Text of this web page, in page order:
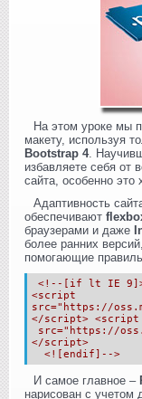
На этом уроке мы
макету, используя
Bootstrap 4.
избавляете себя от
сайта, особенно это
Адаптивность
обеспечивают
браузерами и даже
более ранних
помогающие
<!--[if lt IE
<script
src="https://
</script> <script
src="https://
</script>
<![endif]-->
И самое главное –
нарисован с учетом